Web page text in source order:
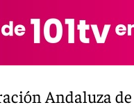
Andaluza